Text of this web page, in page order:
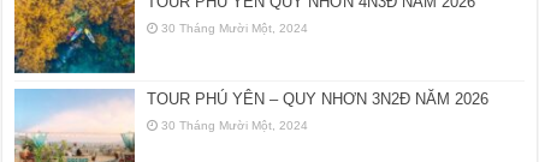
30 Tháng Mười Một, 2024
TOUR PHÚ YÊN – QUY NHƠN 3N2Đ NĂM 2026
30 Tháng Mười Một, 2024